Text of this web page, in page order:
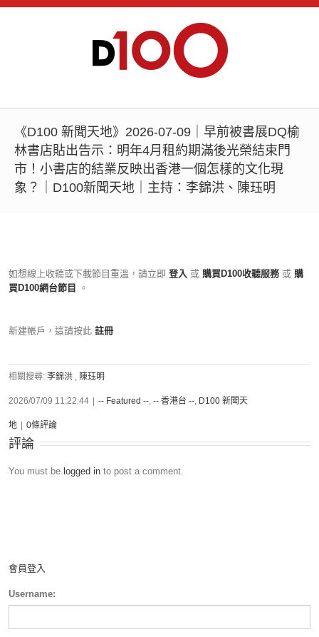
《D100 新聞天地》2026-07-09｜早前被書展DQ榆
林書店貼出告示：明年4月租約期滿後光榮結束門
市！小書店的結業反映出香港一個怎樣的文化現
象？｜D100新聞天地｜主持：李錦洪、陳珏明
如想線上收聽或下載節目重溫，請立即 登入 或 購買D100收聽服務 或 購
買D100網台節目
。
新建帳戶，這請按此 註冊
相關搜尋: 李錦洪 , 陳珏明
2026/07/09 11:22:44 -- Featured --, -- 香港台 --, D100 新聞天
地 0條評論
評論
You must be logged in to post a comment.
會員登入
Username: